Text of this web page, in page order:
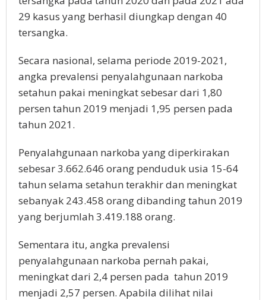
29 kasus yang berhasil diungkap dengan 40
tersangka.
Secara nasional, selama periode 2019-2021,
angka prevalensi penyalahgunaan narkoba
setahun pakai meningkat sebesar dari 1,80
persen tahun 2019 menjadi 1,95 persen pada
tahun 2021.
Penyalahgunaan narkoba yang diperkirakan
sebesar 3.662.646 orang penduduk usia 15-64
tahun selama setahun terakhir dan meningkat
sebanyak 243.458 orang dibanding tahun 2019
yang berjumlah 3.419.188 orang.
Sementara itu, angka prevalensi
penyalahgunaan narkoba pernah pakai,
meningkat dari 2,4 persen pada tahun 2019
menjadi 2,57 persen. Apabila dilihat nilai